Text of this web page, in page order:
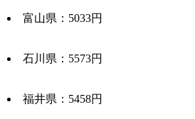
富山県：5033円
石川県：5573円
福井県：5458円